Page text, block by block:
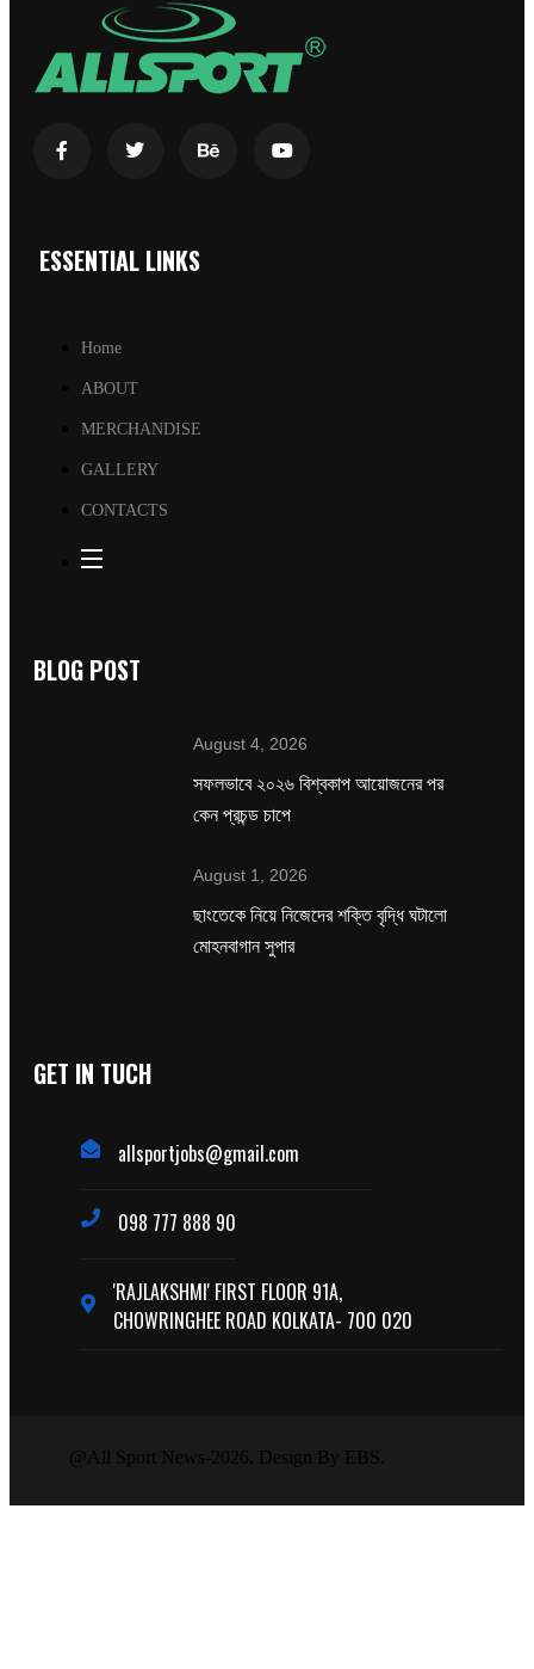
ESSENTIAL LINKS
Home
ABOUT
MERCHANDISE
GALLERY
CONTACTS
BLOG POST
August 4, 2026
সফলভাবে ২০২৬ বিশ্বকাপ আয়োজনের পর
কেন প্রচন্ড চাপে
August 1, 2026
ছাংতেকে নিয়ে নিজেদের শক্তি বৃদ্ধি ঘটালো
মোহনবাগান সুপার
GET IN TUCH
allsportjobs@gmail.com
098 777 888 90
'RAJLAKSHMI' FIRST FLOOR 91A,
CHOWRINGHEE ROAD KOLKATA- 700 020
@All Sport News-2026. Design By EBS.